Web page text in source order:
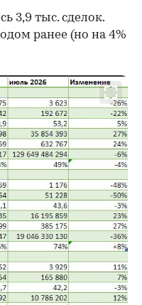
3,9 тыс. сделок.
ранее (но на 4%